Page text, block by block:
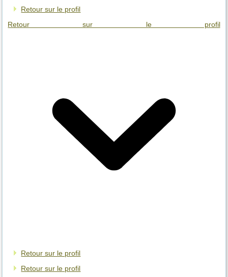
Retour sur le profil
Retour sur le profil
Retour sur le profil
Retour sur le profil